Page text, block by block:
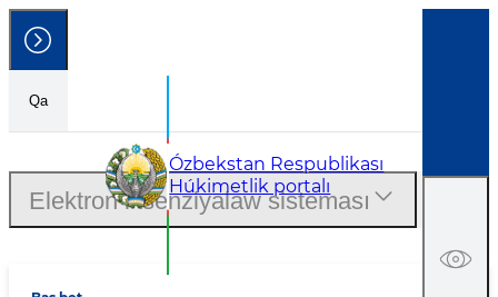
Qa
Ózbekstan Respublikası
Húkimetlik portalı
Elektron litsenziyalaw
Elektron litsenziyalaw sisteması